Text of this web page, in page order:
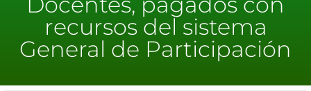
recursos del sistema
General de Participación